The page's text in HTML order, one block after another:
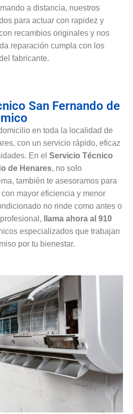
a distancia, nuestros
para actuar con rapidez y
recambios originales y nos
reparación cumpla con los
fabricante.
San Fernando de
en toda la localidad de
con un servicio rápido, eficaz
En el Servicio Técnico
de Henares, no solo
también te asesoramos para
mayor eficiencia y menor
no rinde como antes o
llama ahora al 910
especializados que trabajan
por tu bienestar.